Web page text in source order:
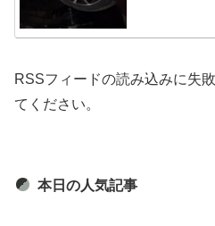
RSSフィードの読み込みに失
てください。
本日の人気記事